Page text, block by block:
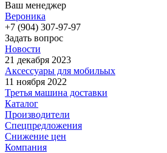
Ваш менеджер
Вероника
+7 (904) 307-97-97
Задать вопрос
Новости
21 декабря 2023
Аксессуары для мобильых
11 ноября 2022
Третья машина доставки
Каталог
Производители
Спецпредложения
Снижение цен
Компания